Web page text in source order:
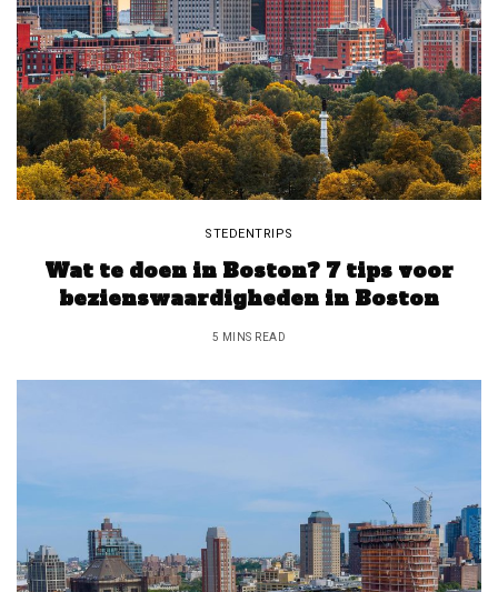
STEDENTRIPS
Wat te doen in Boston? 7 tips voor
bezienswaardigheden in Boston
5 MINS READ